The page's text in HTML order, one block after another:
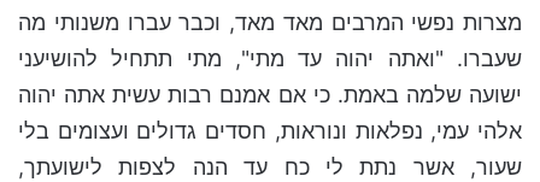
מצרות נפשי המרבים מאד מאד, וכבר עברו משנותי מה
שעברו. "ואתה יהוה עד מתי", מתי תתחיל להושיעני
ישועה שלמה באמת. כי אם אמנם רבות עשית אתה יהוה
אלהי עמי, נפלאות ונוראות, חסדים גדולים ועצומים בלי
שעור, אשר נתת לי כח עד הנה לצפות לישועתך,